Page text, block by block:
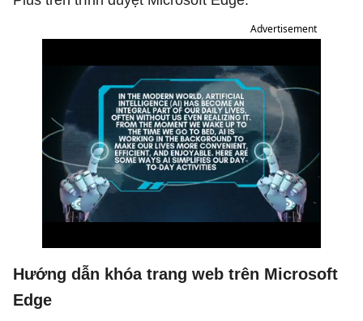
Advertisement
Hướng dẫn khóa trang web trên Microsoft
Edge